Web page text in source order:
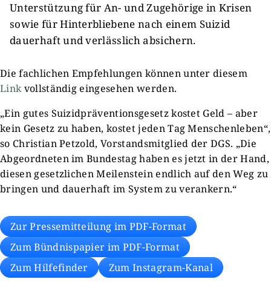
Unterstützung für An- und Zugehörige in Krisen
sowie für Hinterbliebene nach einem Suizid
dauerhaft und verlässlich absichern.
Die fachlichen Empfehlungen können unter diesem
Linkvollständig eingesehen werden.
„Ein gutes Suizidpräventionsgesetz kostet Geld – aber
kein Gesetz zu haben, kostet jeden Tag Menschenleben“,
so Christian Petzold, Vorstandsmitglied der DGS. „Die
Abgeordneten im Bundestag haben es jetzt in der Hand,
diesen gesetzlichen Meilenstein endlich auf den Weg zu
bringen und dauerhaft im System zu verankern.“
Zur Pressemitteilung im PDF-Format
Zum Bündnispapier im PDF-Format
Zum Hilfefinder
Zum Instagram-Kanal